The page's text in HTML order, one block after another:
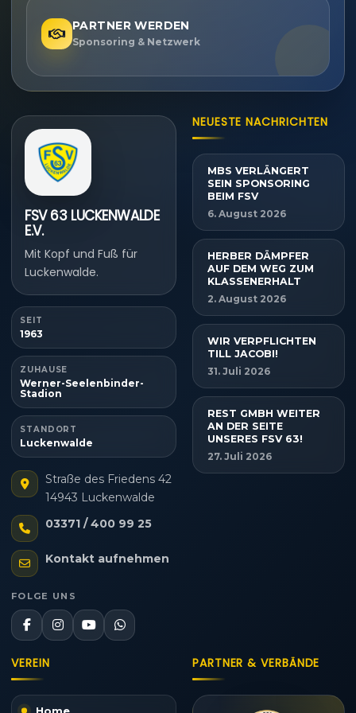
PARTNER WERDEN
Sponsoring & Netzwerk
FSV 63 LUCKENWALDE
E.V.
Mit Kopf und Fuß für
Luckenwalde.
SEIT
1963
ZUHAUSE
Werner-Seelenbinder-
Stadion
STANDORT
Luckenwalde
Straße des Friedens 42
14943 Luckenwalde
03371 / 400 99 25
Kontakt aufnehmen
FOLGE UNS
NEUESTE NACHRICHTEN
MBS VERLÄNGERT
SEIN SPONSORING
BEIM FSV
6. August 2026
HERBER DÄMPFER
AUF DEM WEG ZUM
KLASSENERHALT
2. August 2026
WIR VERPFLICHTEN
TILL JACOBI!
31. Juli 2026
REST GMBH WEITER
AN DER SEITE
UNSERES FSV 63!
27. Juli 2026
VEREIN
Home
PARTNER & VERBÄNDE